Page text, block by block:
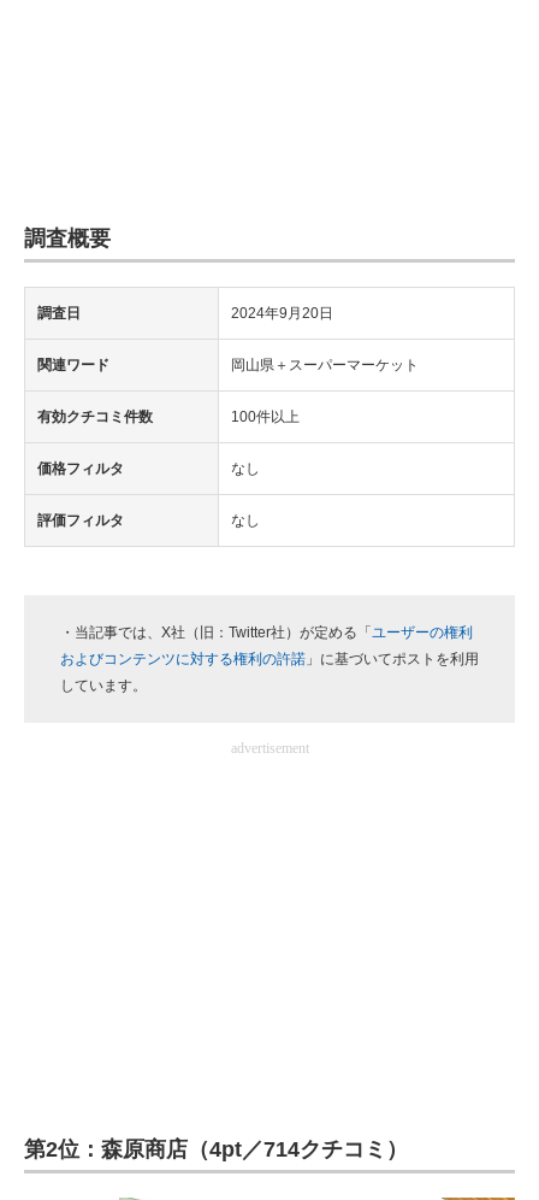
調査概要
調査日 2024年9月20日
関連ワード 岡山県＋スーパーマーケット
有効クチコミ件数 100件以上
価格フィルタ なし
評価フィルタ なし
・当記事では、X社（旧：Twitter社）が定める「 ユーザーの権利
およびコンテンツに対する権利の許諾 」に基づいてポストを利用
しています。
advertisement
第2位：森原商店（4pt／714クチコミ）